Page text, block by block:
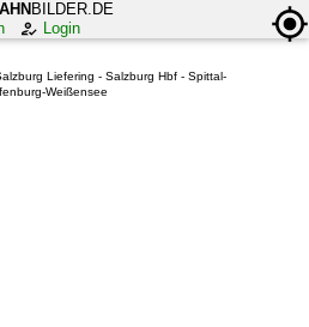
BILDER.DE
Login
Liefering - Salzburg Hbf - Spittal-
Weißensee